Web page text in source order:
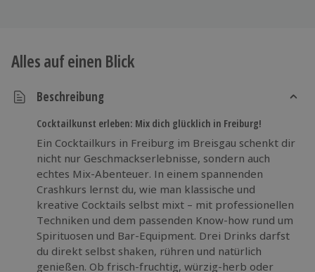
Alles auf einen Blick
Beschreibung
Cocktailkunst erleben: Mix dich glücklich in Freiburg!
Ein Cocktailkurs in Freiburg im Breisgau schenkt dir
nicht nur Geschmackserlebnisse, sondern auch
echtes Mix-Abenteuer. In einem spannenden
Crashkurs lernst du, wie man klassische und
kreative Cocktails selbst mixt – mit professionellen
Techniken und dem passenden Know-how rund um
Spirituosen und Bar-Equipment. Drei Drinks darfst
du direkt selbst shaken, rühren und natürlich
genießen. Ob frisch-fruchtig, würzig-herb oder